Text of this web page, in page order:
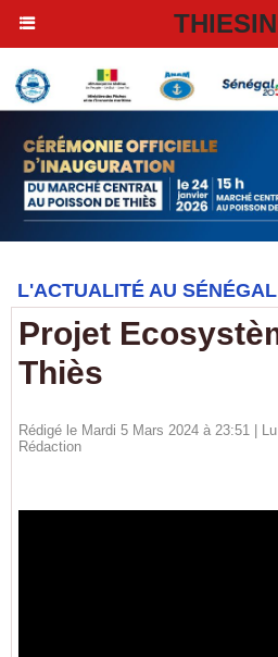
L'ACTUALITÉ AU SÉNÉGAL
Projet
Thiès
Rédigé le Mardi 5 Mars 2024 à 23:51 |
Rédaction